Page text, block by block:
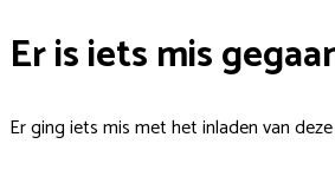
Er is iets mis
Er ging iets mis met het inladen van